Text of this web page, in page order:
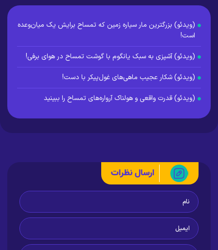
(ویدئو) بزرگترین مار سیاره زمین که تمساح برایش یک میان‌وعده‌
است!
(ویدئو) آشپزی به سبک یانگوم با گوشت تمساح در هوای برفی!
(ویدئو) شکار عجیب ماهی‌های غول‌پیکر با دست!
(ویدئو) قدرت واقعی و هولناک آرواره‌های تمساح را ببینید
ارسال نظرات